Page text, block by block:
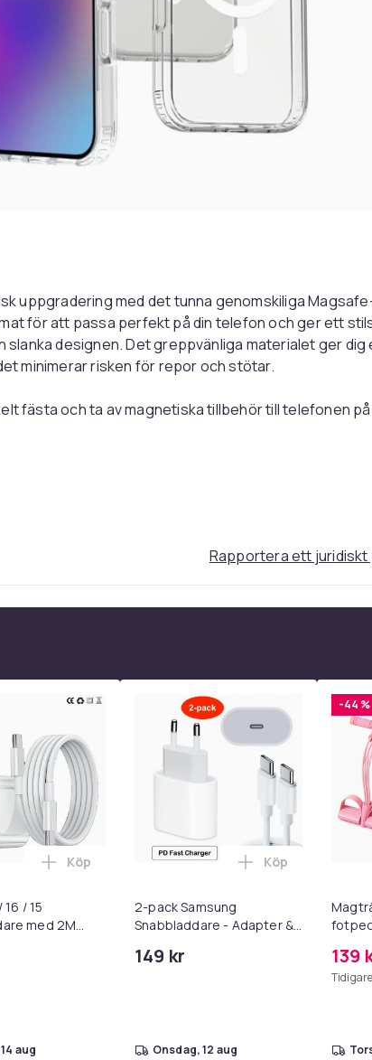
uppgradering med det tunna genomskiliga
för att passa perfekt på din telefon och ger ett
slanka designen. Det greppvänliga materialet ger dig
minimerar risken för repor och stötar.
fästa och ta av magnetiska tillbehör till telefonen
Rapportera ett juridiskt
Snabbladdare - Adapter + Kabel 25W lightning -
16 / 15
med 2M
Lägg till iPhone 17 / 16 / 15 Snabbladdare med
Köp
aug
2-pack Samsung
Snabbladdare - Adapter &
149 kr
Lägg till 2-pack
Köp
onsdag, 12 aug
-44 %
&
139